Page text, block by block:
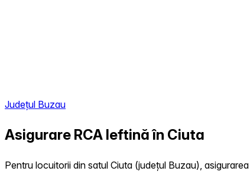
Județul Buzau
Asigurare RCA Ieftină în Ciuta
Pentru locuitorii din satul Ciuta (județul Buzau),